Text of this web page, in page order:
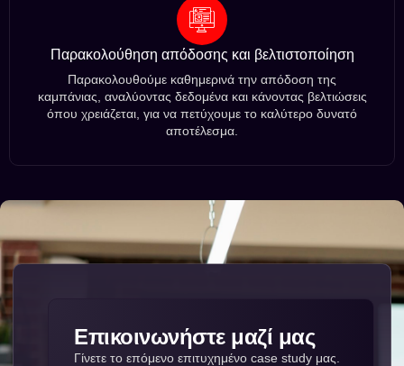
Παρακολούθηση απόδοσης και βελτιστοποίηση
Παρακολουθούμε καθημερινά την απόδοση της
καμπάνιας, αναλύοντας δεδομένα και κάνοντας βελτιώσεις
όπου χρειάζεται, για να πετύχουμε το καλύτερο δυνατό
αποτέλεσμα.
Επικοινωνήστε μαζί μας
Γίνετε το επόμενο επιτυχημένο case study μας.